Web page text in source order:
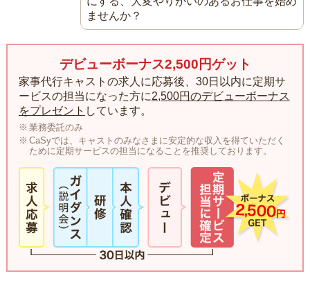
ませんか？
デビューボーナス2,500円ゲット
家事代行キャストの求人に応募後、30日以内に定期サ
ービスの担当になった方に2,500円のデビューボーナス
をプレゼント しています。
業務委託のみ
CaSyでは、キャストのみなさまに安定的な収入を得ていただく
ために定期サービスの担当になることを推奨しております。